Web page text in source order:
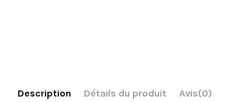
Description Détails du produit Avis(0)